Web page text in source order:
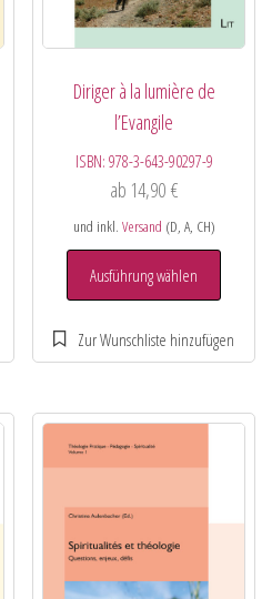
Diriger à la lumière de
l’Evangile
ISBN: 978-3-643-90297-9
ab 14,90 €
und inkl. Versand (D, A, CH)
Ausführung wählen